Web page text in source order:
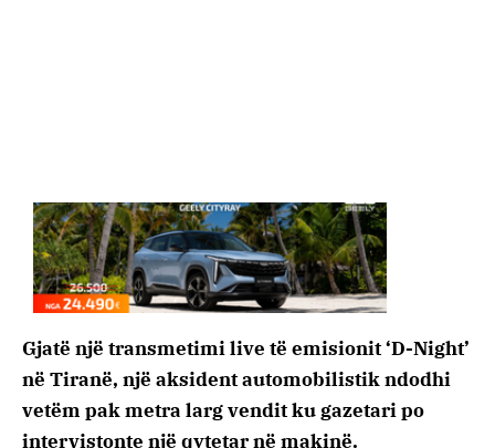
Gjatë një transmetimi live të emisionit ‘D-Night’
në Tiranë, një aksident automobilistik ndodhi
vetëm pak metra larg vendit ku gazetari po
intervistonte një qytetar në makinë.